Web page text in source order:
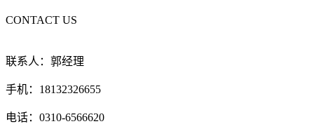
CONTACT US
联系人：郭经理
手机：18132326655
电话：0310-6566620